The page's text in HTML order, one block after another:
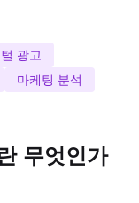
광고
마케팅 분석
무엇인가